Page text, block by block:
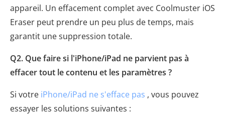
appareil. Un effacement complet avec Coolmuster iOS
Eraser peut prendre un peu plus de temps, mais
garantit une suppression totale.
Q2. Que faire si l'iPhone/iPad ne parvient pas à
effacer tout le contenu et les paramètres ?
Si votre iPhone/iPad ne s'efface pas , vous pouvez
essayer les solutions suivantes :